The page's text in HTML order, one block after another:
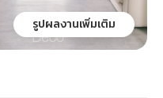
รูปผลงานเพิ่มเติม